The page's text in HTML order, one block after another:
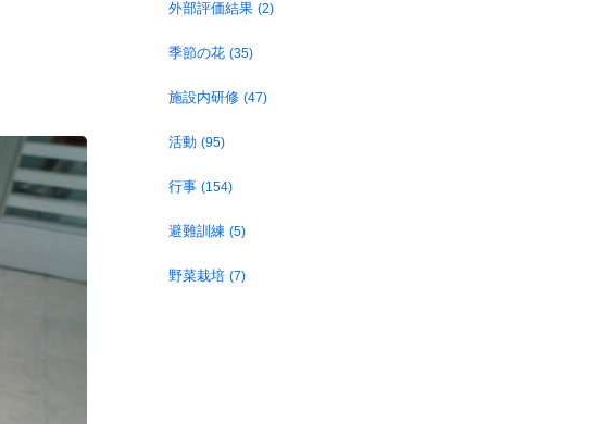
外部評価結果 (2)
季節の花 (35)
施設内研修 (47)
活動 (95)
行事 (154)
避難訓練 (5)
野菜栽培 (7)